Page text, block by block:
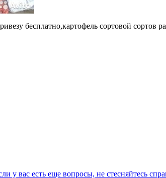
бесплатно,картофель сортовой сортов
у вас есть еще вопросы, не стесняйтесь